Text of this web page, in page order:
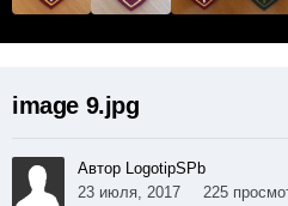
image 9.jpg
Автор LogotipSPb
23 июля, 2017
225